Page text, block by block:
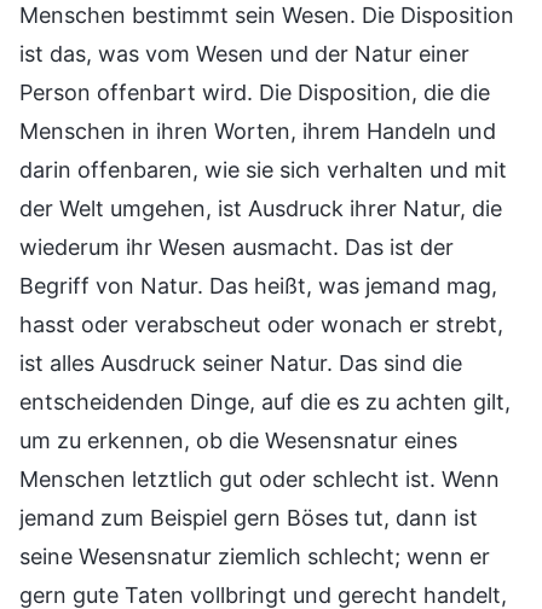
Menschen bestimmt sein Wesen. Die Disposition
ist das, was vom Wesen und der Natur einer
Person offenbart wird. Die Disposition, die die
Menschen in ihren Worten, ihrem Handeln und
darin offenbaren, wie sie sich verhalten und mit
der Welt umgehen, ist Ausdruck ihrer Natur, die
wiederum ihr Wesen ausmacht. Das ist der
Begriff von Natur. Das heißt, was jemand mag,
hasst oder verabscheut oder wonach er strebt,
ist alles Ausdruck seiner Natur. Das sind die
entscheidenden Dinge, auf die es zu achten gilt,
um zu erkennen, ob die Wesensnatur eines
Menschen letztlich gut oder schlecht ist. Wenn
jemand zum Beispiel gern Böses tut, dann ist
seine Wesensnatur ziemlich schlecht; wenn er
gern gute Taten vollbringt und gerecht handelt,